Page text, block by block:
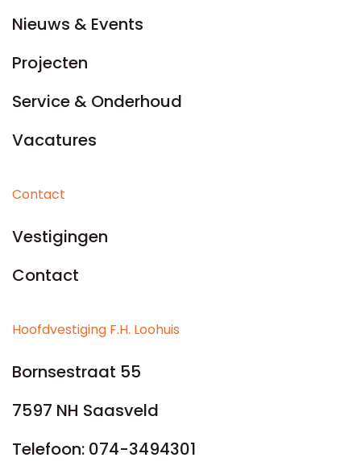
Nieuws & Events
Projecten
Service & Onderhoud
Vacatures
Contact
Vestigingen
Contact
Hoofdvestiging F.H. Loohuis
Bornsestraat 55
7597 NH Saasveld
Telefoon: 074-3494301